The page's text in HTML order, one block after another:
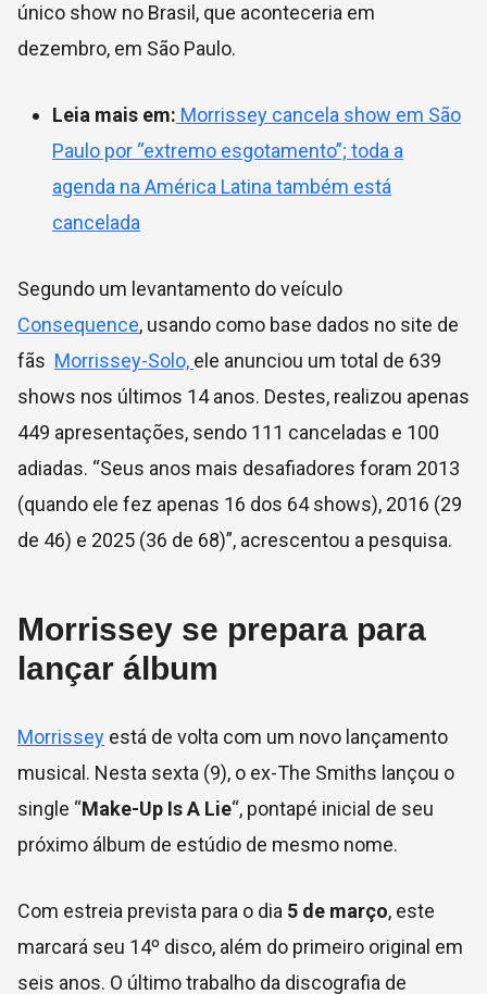
único show no Brasil, que aconteceria em
dezembro, em São Paulo.
Leia mais em: Morrissey cancela show em São
Paulo por “extremo esgotamento”; toda a
agenda na América Latina também está
cancelada
Segundo um levantamento do veículo
Consequence, usando como base dados no site de
fãs Morrissey-Solo, ele anunciou um total de 639
shows nos últimos 14 anos. Destes, realizou apenas
449 apresentações, sendo 111 canceladas e 100
adiadas. “Seus anos mais desafiadores foram 2013
(quando ele fez apenas 16 dos 64 shows), 2016 (29
de 46) e 2025 (36 de 68)”, acrescentou a pesquisa.
Morrissey se prepara para
lançar álbum
Morrissey está de volta com um novo lançamento
musical. Nesta sexta (9), o ex-The Smiths lançou o
single “Make-Up Is A Lie“, pontapé inicial de seu
próximo álbum de estúdio de mesmo nome.
Com estreia prevista para o dia 5 de março, este
marcará seu 14º disco, além do primeiro original em
seis anos. O último trabalho da discografia de